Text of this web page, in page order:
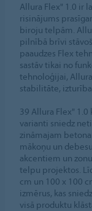
Allura Flex" 1.0 ir
risinājums
biroju telpām.
pilnībā brīvi
paaudzes Flex
sastāv tikai no
tehnoloģijai,
stabilitāte,
39 Allura Flex"
varianti sniedz
zināmajam
mākoņu un
akcentiem un
telpu projektos.
cm un 100 x 100
izmērus, kas
visā produktu